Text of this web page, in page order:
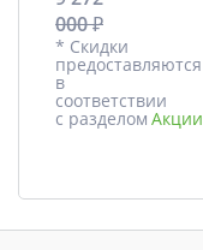
000 ₽
* Скидки
предоставляются
в
соответствии
с разделом Акции